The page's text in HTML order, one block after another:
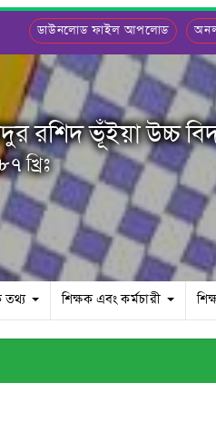
ডাউনলোড ফাইল আপলোড
রশিদ ভূঁইয়া উচ্চ
খ্রিঃ
তথ্য শিক্ষক এবং কর্মচারী